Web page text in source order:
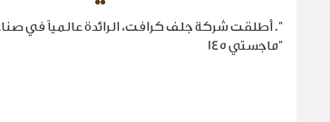
". أطلقت شركة جلف كرافت، الرائدة عالمياً في
"ماجستي 145